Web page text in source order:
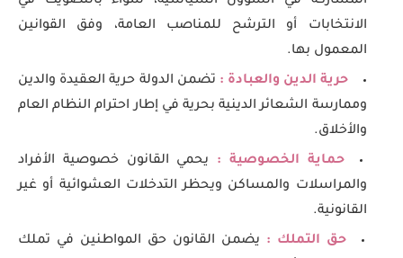
الانتخابات أو الترشح للمناصب العامة، وفق القوانين
المعمول بها.
حرية الدين والعبادة : تضمن الدولة حرية العقيدة والدين
وممارسة الشعائر الدينية بحرية في إطار احترام النظام العام
والأخلاق.
حماية الخصوصية :
يحمي القانون خصوصية الأفراد
والمراسلات والمساكن ويحظر التدخلات العشوائية أو غير
القانونية.
حق التملك : يضمن القانون حق المواطنين في تملك